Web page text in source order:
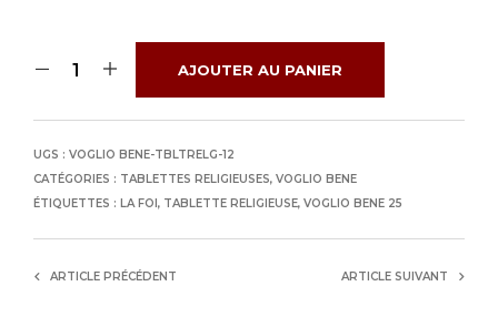
AJOUTER AU PANIER
UGS : VOGLIO BENE-TBLTRELG-12
CATÉGORIES : TABLETTES RELIGIEUSES, VOGLIO BENE
ÉTIQUETTES : LA FOI , TABLETTE RELIGIEUSE, VOGLIO BENE 25
ARTICLE PRÉCÉDENT ARTICLE SUIVANT